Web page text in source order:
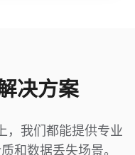
决方案
，我们都能提供专业
和数据丢失场景。